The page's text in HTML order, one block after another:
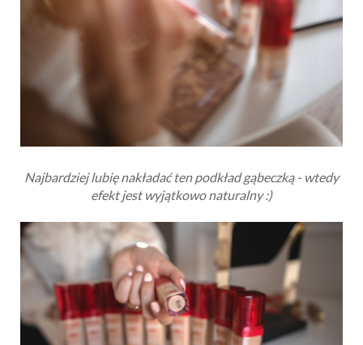
Najbardziej lubię nakładać ten podkład gąbeczką - wtedy
efekt jest wyjątkowo naturalny :)